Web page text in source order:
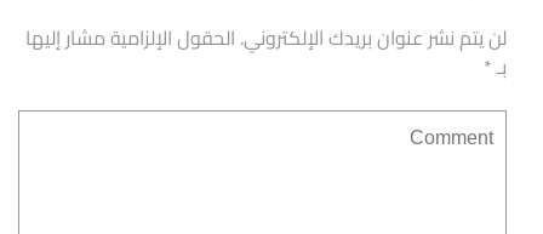
لن يتم نشر عنوان بريدك الإلكتروني. الحقول الإلزامية مشار إليها
بـ*